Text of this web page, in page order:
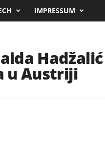
IMPRESSUM
Hadžalić
u Austriji